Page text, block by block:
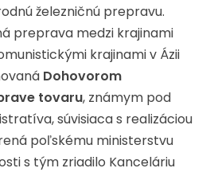
železničnú prepravu.
preprava medzi krajinami
krajinami v Ázii
Dohovorom
tovaru, známym pod
súvisiaca s realizáciou
poľskému ministerstvu
s tým zriadilo Kanceláriu